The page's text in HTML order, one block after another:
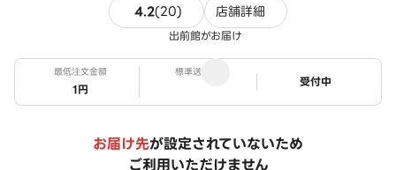
4.2(20) 20件のレビュー
店舗詳細
出前館がお届け
最低注文金額
1円
標準送料
ステータス
受付中
お届け先が設定されていないため
ご利用いただけません